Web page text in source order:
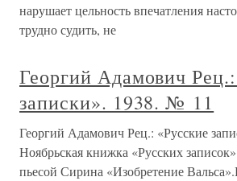
нарушает цельность впечатления
трудно судить, не
Георгий Адамович
записки». 1938. № 11
Георгий Адамович Рец.: «Русские
Ноябрьская книжка «Русских
пьесой Сирина «Изобретение